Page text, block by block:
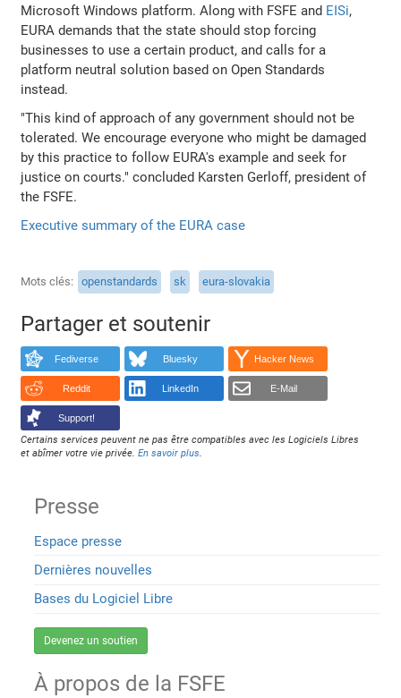
Microsoft Windows platform. Along with FSFE and EISi,
EURA demands that the state should stop forcing
businesses to use a certain product, and calls for a
platform neutral solution based on Open Standards
instead.
"This kind of approach of any government should not be
tolerated. We encourage everyone who might be damaged
by this practice to follow EURA's example and seek for
justice on courts." concluded Karsten Gerloff, president of
the FSFE.
Executive summary of the EURA case
Mots clés openstandards sk eura-slovakia
Partager et soutenir
Fediverse Bluesky Hacker News
Reddit LinkedIn E-Mail
Support!
Certains services peuvent ne pas être compatibles avec les Logiciels Libres
et abîmer votre vie privée.En savoir plus.
Presse
Espace presse
Dernières nouvelles
Bases du Logiciel Libre
Devenez un soutien
À propos de la FSFE